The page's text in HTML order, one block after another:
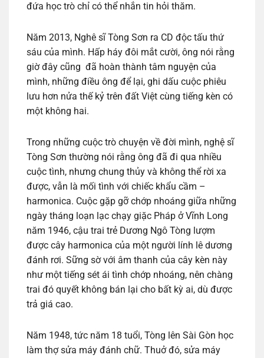
đứa học trò chỉ có thể nhắn tin hỏi thăm.
Năm 2013, Nghê sĩ Tòng Sơn ra CD độc tấu thứ
sáu của mình. Hấp háy đôi mắt cười, ông nói rằng
giờ đây cũng đã hoàn thành tâm nguyện của
mình, những điều ông để lại, ghi dấu cuộc phiêu
lưu hơn nửa thế kỷ trên đất Việt cùng tiếng kèn có
một không hai.
Trong những cuộc trò chuyện về đời mình, nghệ sĩ
Tòng Sơn thường nói rằng ông đã đi qua nhiều
cuộc tình, nhưng chung thủy và không thể rời xa
được, vẫn là mối tình với chiếc khẩu cầm –
harmonica. Cuộc gặp gỡ chớp nhoáng giữa những
ngày tháng loạn lạc chạy giặc Pháp ở Vĩnh Long
năm 1946, cậu trai trẻ Dương Ngô Tòng lượm
được cây harmonica của một người lính lê dương
đánh rơi. Sững sờ với âm thanh của cây kèn này
như một tiếng sét ái tình chớp nhoáng, nên chàng
trai đó quyết không bán lại cho bất kỳ ai, dù được
trả giá cao.
Năm 1948, tức năm 18 tuổi, Tòng lên Sài Gòn học
làm thợ sửa máy đánh chữ. Thuở đó, sửa máy